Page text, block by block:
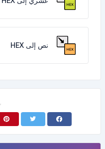
نص إلى HEX